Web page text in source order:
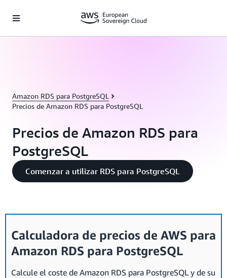
Amazon RDS para PostgreSQL
Precios de Amazon RDS para PostgreSQL
Precios de Amazon RDS para
PostgreSQL
Comenzar a utilizar RDS para PostgreSQL
Calculadora de precios de AWS para
Amazon RDS para PostgreSQL
Calcule el coste de Amazon RDS para PostgreSQL y de su